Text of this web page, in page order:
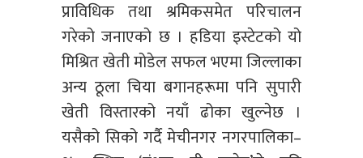
प्राविधिक तथा श्रमिकसमेत परिचालन
गरेको जनाएको छ । हडिया इस्टेटको यो
मिश्रित खेती मोडेल सफल भएमा जिल्लाका
अन्य ठूला चिया बगानहरूमा पनि सुपारी
खेती विस्तारको नयाँ ढोका खुल्नेछ ।
यसैको सिको गर्दै मेचीनगर नगरपालिका–